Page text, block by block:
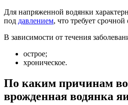
Для напряженной водянки
под давлением, что требует
В зависимости от течения
острое;
хроническое.
По каким причинам
врожденная водянка